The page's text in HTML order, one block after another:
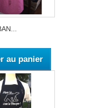
au panier